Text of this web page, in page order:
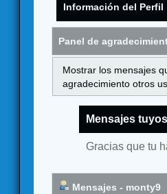
Información del Perfil
Panel de
Mostrar los mensajes
agradecimiento otros
Mensajes tuyos
Gracias que tu
Mensajes - monty9